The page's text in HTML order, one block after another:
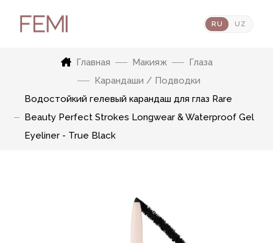
RU UZ
Главная Макияж
Глаза
Карандаши / Подводки
Водостойкий гелевый карандаш для глаз Rare
Beauty Perfect Strokes Longwear & Waterproof Gel
Eyeliner - True Black